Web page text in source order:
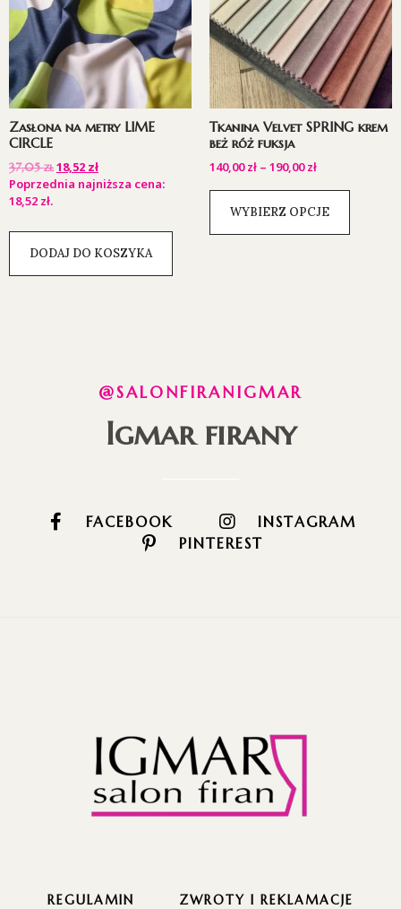
Zasłona na metry LIME
CIRCLE
37,05zł18,52 zł
Poprzednia najniższa cena:
18,52 zł.
DODAJ DO KOSZYKA
Tkanina Velvet SPRING krem
beż róż fuksja
140,00zł – 190,00zł
WYBIERZ OPCJE
@SALONFIRANIGMAR
Igmar firany
FACEBOOK
INSTAGRAM
PINTEREST
REGULAMIN ZWROTY I REKLAMACJE